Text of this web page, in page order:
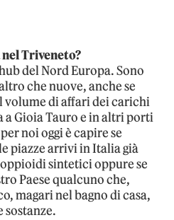
Triveneto?
del Nord Europa. Sono
che nuove, anche se
volume di affari dei carichi
a Gioia Tauro e in altri porti
noi oggi è capire se
piazze arrivi in Italia già
sintetici oppure se
Paese qualcuno che,
magari nel bagno di casa,
sostanze.